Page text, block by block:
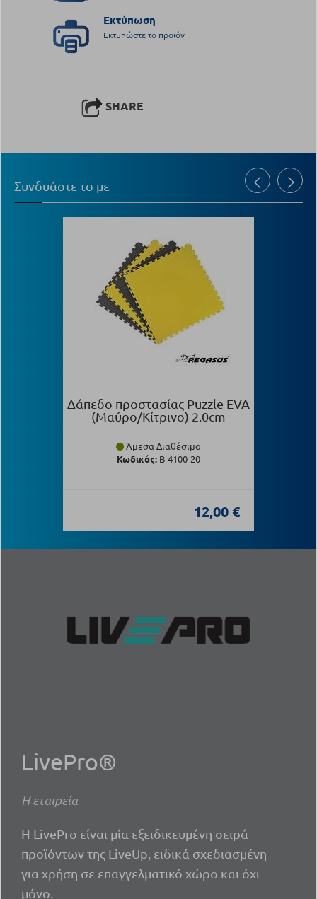
Εκτύπωση
Εκτυπώστε το προϊόν
SHARE
Συνδυάστε το με
Δάπεδο προστασίας Puzzle EVA
(Μαύρο/Κίτρινο) 2.0cm
Άμεσα Διαθέσιμο
Κωδικός: Β-4100-20
12,00 €
LivePro®
Η εταιρεία
Η LivePro είναι μία εξειδικευμένη σειρά
προϊόντων της LiveUp, ειδικά σχεδιασμένη
για χρήση σε επαγγελματικό χώρο και όχι
μόνο.